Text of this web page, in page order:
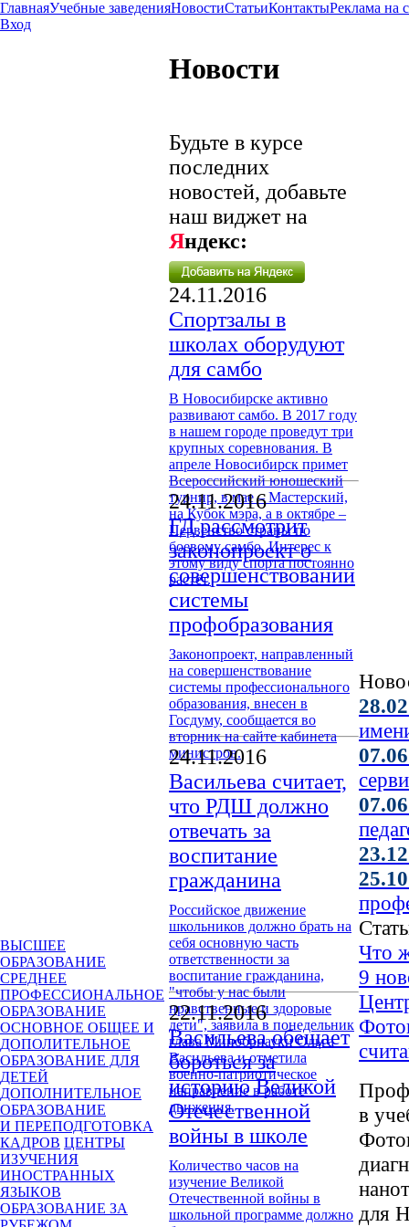
ГлавнаяУчебные заведенияНовостиСтатьиКонтактыРеклама на
Вход
ВЫСШЕЕ
ОБРАЗОВАНИЕ
СРЕДНЕЕ
ПРОФЕССИОНАЛЬНОЕ
ОБРАЗОВАНИЕ
ОСНОВНОЕ ОБЩЕЕ И
ДОПОЛИТЕЛЬНОЕ
ОБРАЗОВАНИЕ ДЛЯ
ДЕТЕЙ
ДОПОЛНИТЕЛЬНОЕ
ОБРАЗОВАНИЕ
И ПЕРЕПОДГОТОВКА
КАДРОВ ЦЕНТРЫ
ИЗУЧЕНИЯ
ИНОСТРАННЫХ
ЯЗЫКОВ
ОБРАЗОВАНИЕ ЗА
Новости
Будьте в курсе
последних
новостей, добавьте
наш виджет на
Яндекс:
24.11.2016
Спортзалы в
школах оборудуют
для самбо
В Новосибирске активно
развивают самбо. В 2017 году
в нашем городе проведут три
крупных соревнования. В
апреле Новосибирск примет
Всероссийский юношеский
турнир, в мае – Мастерский,
на Кубок мэра, а в октябре –
Первенство страны по
боевому самбо. Интерес к
этому виду спорта постоянно
растёт.
24.11.2016
ГД рассмотрит
законопроект о
совершенствовании
системы
профобразования
Законопроект, направленный
на совершенствование
системы профессионального
образования, внесен в
Госдуму, сообщается во
вторник на сайте кабинета
министров.
24.11.2016
Васильева считает,
что РДШ должно
отвечать за
воспитание
гражданина
Российское движение
школьников должно брать на
себя основную часть
ответственности за
воспитание гражданина,
"чтобы у нас были
нравственные и здоровые
дети", заявила в понедельник
глава Минобрнауки Ольга
Васильева и отметила
военно-патриотическое
направление в работе
движения.
22.11.2016
Васильева обещает
бороться за
историю Великой
Отечественной
войны в школе
Количество часов на
изучение Великой
Отечественной войны в
школьной программе должно
Что
9
в
для